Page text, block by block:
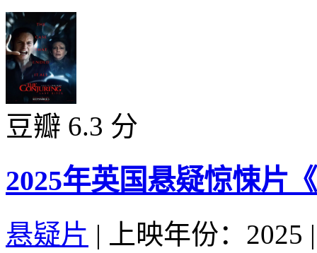
豆瓣 6.3 分
2025年英国悬疑惊悚片
悬疑片 | 上映年份：2025 |